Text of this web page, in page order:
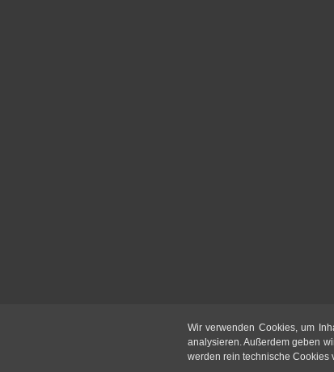
Wir verwenden Cookies, um
analysieren. Außerdem geben
werden rein technische Cookies